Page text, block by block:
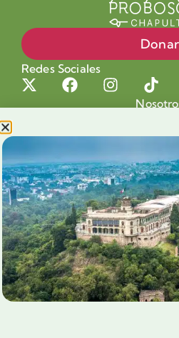
Donar
Redes Sociales
Nuestra
Productos
Blog
Voluntariado
Prensa